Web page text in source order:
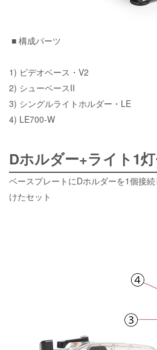
■ 構成パーツ
1) ビデオベース・V2
2) シューベースII
3) シングルライトホルダー・LE
4) LE700-W
Dホルダー+ライト1
ベースプレートにDホルダーを1個接
けたセット